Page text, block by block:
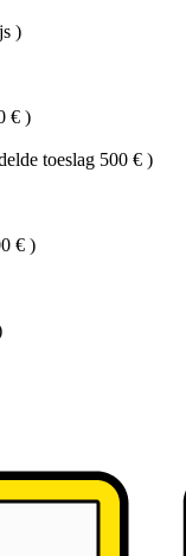
)
€ )
toeslag 500 € )
€ )